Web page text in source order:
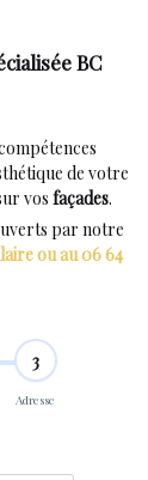
BC
de votre
vos façades.
par notre
ou au 06 64
3
Adresse